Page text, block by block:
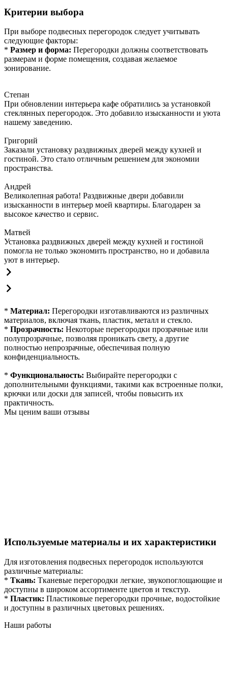
Критерии выбора
При выборе подвесных перегородок следует учитывать
следующие факторы:
* Размер и форма: Перегородки должны соответствовать
размерам и форме помещения, создавая желаемое
зонирование.
Степан
При обновлении интерьера кафе обратились за установкой
стеклянных перегородок. Это добавило изысканности и уюта
нашему заведению.
Григорий
Заказали установку раздвижных дверей между кухней и
гостиной. Это стало отличным решением для экономии
пространства.
Андрей
Великолепная работа! Раздвижные двери добавили
изысканности в интерьер моей квартиры. Благодарен за
высокое качество и сервис.
Матвей
Установка раздвижных дверей между кухней и гостиной
помогла не только экономить пространство, но и добавила
уют в интерьер.
* Материал: Перегородки изготавливаются из различных
материалов, включая ткань, пластик, металл и стекло.
* Прозрачность: Некоторые перегородки прозрачные или
полупрозрачные, позволяя проникать свету, а другие
полностью непрозрачные, обеспечивая полную
конфиденциальность.
* Функциональность: Выбирайте перегородки с
дополнительными функциями, такими как встроенные полки,
крючки или доски для записей, чтобы повысить их
практичность.
Мы ценим ваши отзывы
Используемые материалы и их характеристики
Для изготовления подвесных перегородок используются
различные материалы:
* Ткань: Тканевые перегородки легкие, звукопоглощающие и
доступны в широком ассортименте цветов и текстур.
* Пластик: Пластиковые перегородки прочные, водостойкие
и доступны в различных цветовых решениях.
Наши работы